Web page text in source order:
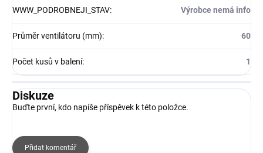
WWW_PODROBNEJI_STAV: Výrobce nemá info
Průměr ventilátoru (mm): 60
Počet kusů v balení: 1
Diskuze
Buďte první, kdo napíše příspěvek k této položce.
Přidat komentář